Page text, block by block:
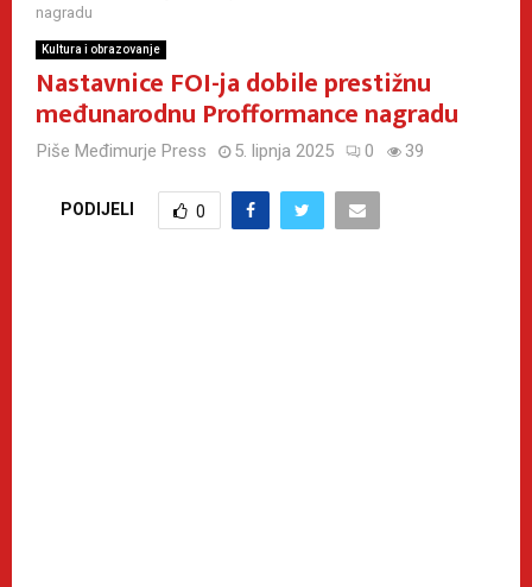
nagradu
Kultura i obrazovanje
Nastavnice FOI-ja dobile prestižnu
međunarodnu Profformance nagradu
Piše Međimurje Press 5. lipnja 2025 0 39
PODIJELI 0